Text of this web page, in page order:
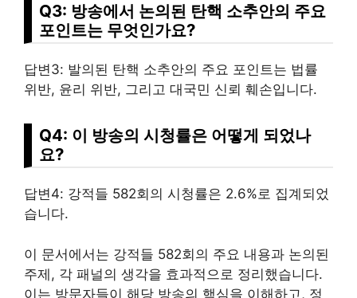
Q3: 방송에서 논의된 탄핵 소추안의 주요
포인트는 무엇인가요?
답변3: 발의된 탄핵 소추안의 주요 포인트는 법률
위반, 윤리 위반, 그리고 대국민 신뢰 훼손입니다.
Q4: 이 방송의 시청률은 어떻게 되었나
요?
답변4: 강적들 582회의 시청률은 2.6%로 집계되었
습니다.
이 문서에서는 강적들 582회의 주요 내용과 논의된
주제, 각 패널의 생각을 효과적으로 정리했습니다.
이는 방문자들이 해당 방송의 핵심을 이해하고, 정